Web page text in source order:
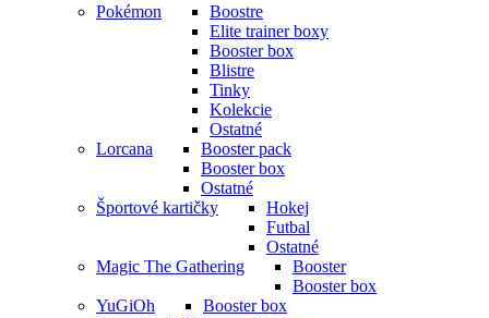
Pokémon
Boostre
Elite trainer boxy
Booster box
Blistre
Tinky
Kolekcie
Ostatné
Lorcana
Booster pack
Booster box
Ostatné
Športové kartičky
Hokej
Futbal
Ostatné
Magic The Gathering
Booster
Booster box
YuGiOh
Booster box